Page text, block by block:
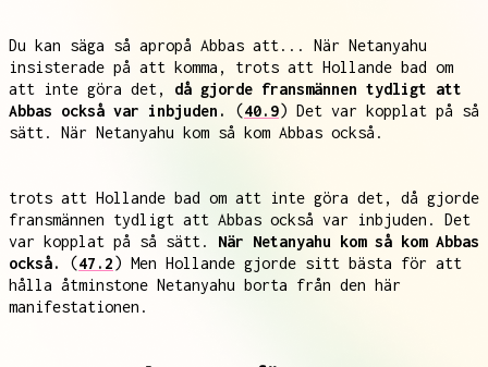
Du kan säga så apropå Abbas att... När Netanyahu
insisterade på att komma, trots att Hollande bad om
att inte göra det, då gjorde fransmännen tydligt att
Abbas också var inbjuden.
(40.9) Det var kopplat på så
sätt. När Netanyahu kom så kom Abbas också.
trots att Hollande bad om att inte göra det, då gjorde
fransmännen tydligt att Abbas också var inbjuden. Det
var kopplat på så sätt. När Netanyahu kom så kom Abbas
också.
(47.2) Men Hollande gjorde sitt bästa för att
hålla åtminstone Netanyahu borta från den här
manifestationen.